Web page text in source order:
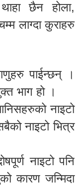
छैन होला,
लाग्दा कुराहरु
पाईन्छन् ।
भाग हो ।
नाइटो
नाइटो भित्र
नाइटो पनि
कारण जन्मिदा